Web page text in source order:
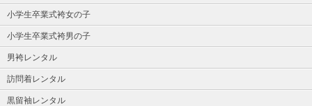
小学生卒業式袴女の子
小学生卒業式袴男の子
男袴レンタル
訪問着レンタル
黒留袖レンタル